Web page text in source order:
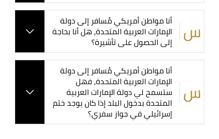
أنا مواطن أمريكي مُسافر إلى دولة
الإمارات العربية المتحدة، هل أنا بحاجة
إلى الحصول على تأشيرة؟
أنا مواطن أمريكي مُسافر إلى دولة
الإمارات العربية المتحدة، فهل
ستسمح لي دولة الإمارات العربية
المتحدة بدخول البلد إذا كان يوجد ختم
إسرائيلي في جواز سفري؟